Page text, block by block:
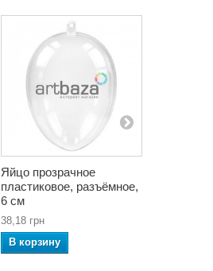
Яйцо прозрачное
пластиковое, разъёмное,
6 см
38,18 грн
В корзину